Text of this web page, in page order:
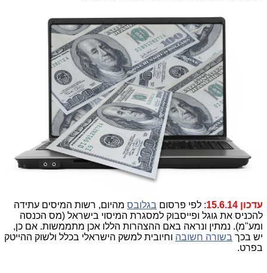
עדכון 15.6.14 : לפי פרסום בגלובס מהיום, רשות המיסים עתידה
להכניס את גוגל ופייסבוק למסגרת המיסוי בישראל (מס הכנסה
ומע"מ). נמתין ונראה באם ההצהרות הללו אכן מתממשות. אם כן,
יש בכך בשורה חשובה וחיובית למשק הישראלי בכלל ולשוק ההייטק
בפרט.